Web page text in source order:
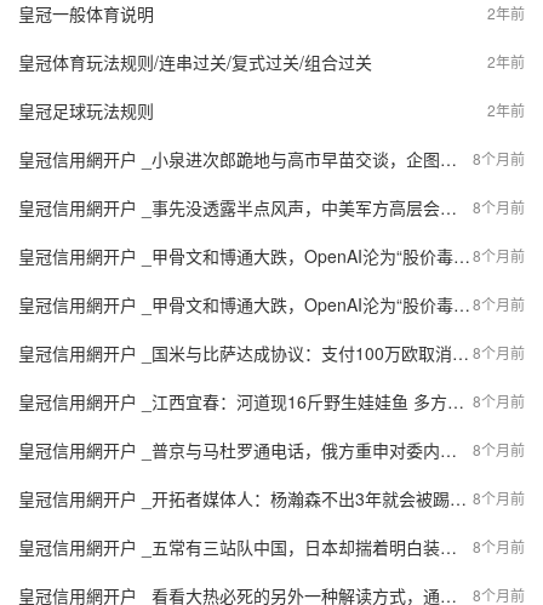
2年前
皇冠一般体育说明
2年前
皇冠体育玩法规则/连串过关/复式过关/组合过关
2年前
皇冠足球玩法规则
8个月前
皇冠信用網开户 _小泉进次郎跪地与高市早苗交谈，企图为高市发声，遭在野党强烈嘘声
8个月前
皇冠信用網开户 _事先没透露半点风声，中美军方高层会面，在华盛顿密谈两天，特朗普对华交了底！
8个月前
皇冠信用網开户 _甲骨文和博通大跌，OpenAI沦为“股价毒药”；泽连斯基主张选举或公投解决“和平计划”分歧；下任美联储主席候选人有变；英伟达下周将就“缺电”问题开会 | 一周国际财经
8个月前
皇冠信用網开户 _甲骨文和博通大跌，OpenAI沦为“股价毒药”；泽连斯基主张选举或公投解决“和平计划”分歧；下任美联储主席候选人有变；英伟达下周将就“缺电”问题开会 | 一周国际财经
8个月前
皇冠信用網开户 _国米与比萨达成协议：支付100万欧取消阿金桑米罗买断条款
8个月前
皇冠信用網开户 _江西宜春：河道现16斤野生娃娃鱼 多方联动救助成功放生
8个月前
皇冠信用網开户 _普京与马杜罗通电话，俄方重申对委内瑞拉政府支持
8个月前
皇冠信用網开户 _开拓者媒体人：杨瀚森不出3年就会被踢出联盟
8个月前
皇冠信用網开户 _五常有三站队中国，日本却揣着明白装糊涂：亲密的朋友，你快说句话呀！
8个月前
皇冠信用網开户 _看看大热必死的另外一种解读方式，通过用户投票了解球迷们的声音！